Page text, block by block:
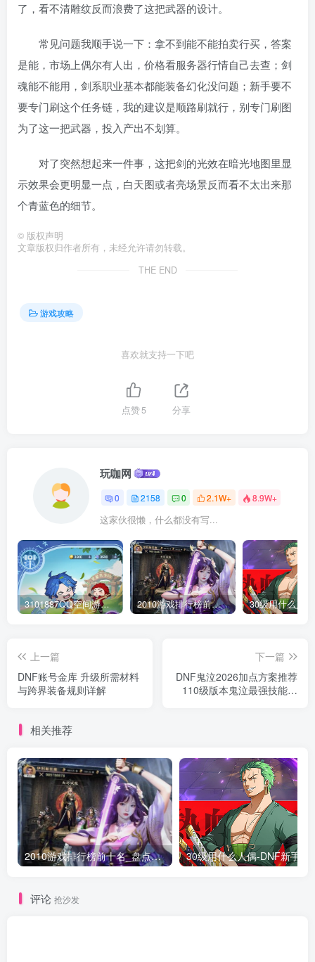
了，看不清雕纹反而浪费了这把武器的设计。
常见问题我顺手说一下：拿不到能不能拍卖行买，答案
是能，市场上偶尔有人出，价格看服务器行情自己去查；剑
魂能不能用，剑系职业基本都能装备幻化没问题；新手要不
要专门刷这个任务链，我的建议是顺路刷就行，别专门刷图
为了这一把武器，投入产出不划算。
对了突然想起来一件事，这把剑的光效在暗光地图里显
示效果会更明显一点，白天图或者亮场景反而看不太出来那
个青蓝色的细节。
© 版权声明
文章版权归作者所有，未经允许请勿转载。
THE END
游戏攻略
喜欢就支持一下吧
点赞5 分享
玩咖网
0 2158 0 2.1W+ 8.9W+
这家伙很懒，什么都没有写...
3101887QQ空间游戏专区-海量小游戏免费玩 2010游戏排行榜前十名_盘点当年最火爆的经典网络游戏
上一篇
DNF账号金库 升级所需材料
与跨界装备规则详解
下一篇
DNF鬼泣2026加点方案推荐
110级版本鬼泣最强技能加
相关推荐
2010游戏排行榜前十名_盘点当年最火爆的经典网络游戏
评论 抢沙发